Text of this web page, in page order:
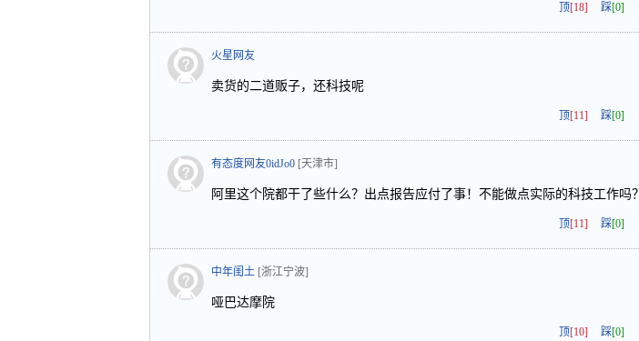
顶[18] 踩[0]
火星网友
卖货的二道贩子，还科技呢
顶[11] 踩[0]
有态度网友0idJo0 [天津市]
阿里这个院都干了些什么？出点报告应付了事！不能做点实际的科技工作吗？
顶[11] 踩[0]
中年闺土 [浙江宁波]
哑巴达摩院
顶[10] 踩[0]